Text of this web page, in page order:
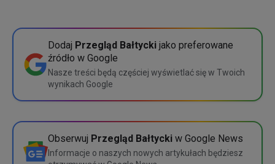
Wybierz
5 dostępów 675 zł
10 dostępów
Szczegółowe porównanie
Dodaj Przegląd Bałtycki jako preferowane
źródło w Google
Nasze treści będą częściej wyświetlać się w Twoich
wynikach Google
Obserwuj Przegląd Bałtycki w Google News
Informacje o naszych nowych artykułach będziesz